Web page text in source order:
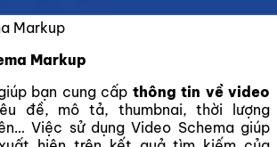
Markup
Markup
bạn cung cấp thông tin về video
đề, mô tả, thumbnai, thời lượng
Việc sử dụng Video Schema giúp